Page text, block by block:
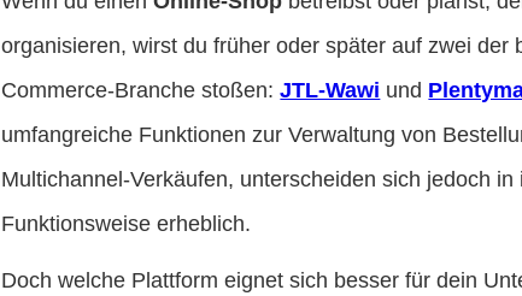
organisieren, wirst du früher oder später auf zwei der
Commerce-Branche stoßen:JTL-Wawi und
umfangreiche Funktionen zur Verwaltung von
Multichannel-Verkäufen, unterscheiden sich jedoch in
Funktionsweise erheblich.
Doch welche Plattform eignet sich besser für dein